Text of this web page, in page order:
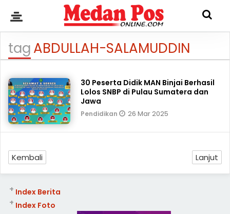
tagABDULLAH-SALAMUDDIN
30 Peserta Didik MAN Binjai Berhasil
Lolos SNBP di Pulau Sumatera dan
Jawa
Pendidikan 26 Mar 2025
Kembali Lanjut
Index Berita
+
Index Foto
+